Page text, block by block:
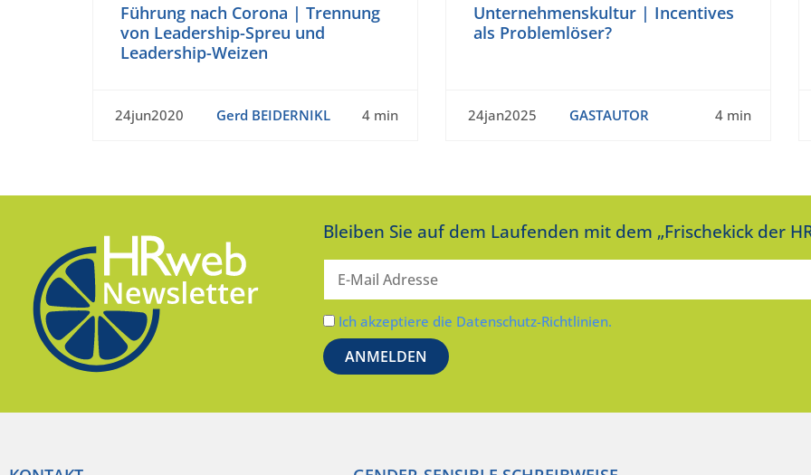
Führung nach Corona | Trennung
von Leadership-Spreu und
Leadership-Weizen
24jun2020 Gerd BEIDERNIKL 4 min
Unternehmenskultur | Incentives
als Problemlöser?
24jan2025 GASTAUTOR 4 min
Bleiben Sie auf dem Laufenden mit dem „Frischekick der
Ich akzeptiere die Datenschutz-Richtlinien.